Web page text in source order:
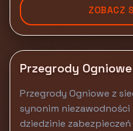
ZOBACZ
Przegrody Ogniowe
Przegrody Ogniowe z
synonim
dziedzinie